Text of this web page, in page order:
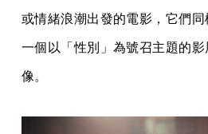
或情緒浪潮出發的電影，它們
一個以「性別」為號召主題的
像。